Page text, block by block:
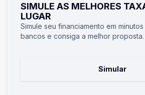
SIMULE AS MELHORES
LUGAR
Simule seu financiamento em
bancos e consiga a melhor proposta.
Simular